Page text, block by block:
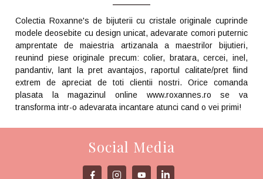
Colectia Roxanne's de bijuterii cu cristale originale cuprinde
modele deosebite cu design unicat, adevarate comori puternic
amprentate de maiestria artizanala a maestrilor bijutieri,
reunind piese originale precum: colier, bratara, cercei, inel,
pandantiv, lant la pret avantajos, raportul calitate/pret fiind
extrem de apreciat de toti clientii nostri. Orice comanda
plasata la magazinul online www.roxannes.ro se va
transforma intr-o adevarata incantare atunci cand o vei primi!
Social Media